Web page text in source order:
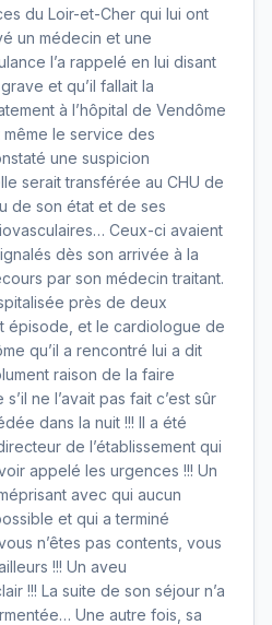
du Loir-et-Cher qui lui ont
un médecin et une
l’a rappelé en lui disant
et qu’il fallait la
à l’hôpital de Vendôme
même le service des
une suspicion
serait transférée au CHU de
de son état et de ses
Ceux-ci avaient
dès son arrivée à la
par son médecin traitant.
près de deux
épisode, et le cardiologue de
qu’il a rencontré lui a dit
raison de la faire
ne l’avait pas fait c’est sûr
dans la nuit !!! Il a été
de l’établissement qui
appelé les urgences !!! Un
avec qui aucun
et qui a terminé
n’êtes pas contents, vous
!!! Un aveu
!!! La suite de son séjour n’a
Une autre fois, sa